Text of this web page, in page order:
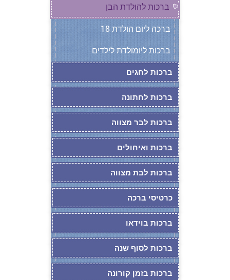
ברכות להולדת הבן
ברכה ליום הולדת 18
ברכות ליומולדת לילדים
ברכות לחגים
ברכות לחתונה
ברכות לבר מצווה
ברכות ואיחולים
ברכות לבת מצווה
כרטיסי ברכה
ברכות בוידאו
ברכות לסוף שנה
ברכות בזמן קורונה